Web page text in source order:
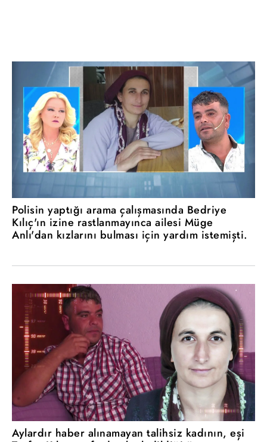
Polisin yaptığı arama çalışmasında Bedriye
Kılıç'ın izine rastlanmayınca ailesi Müge
Anlı'dan kızlarını bulması için yardım istemişti.
Aylardır haber alınamayan talihsiz kadının, eşi